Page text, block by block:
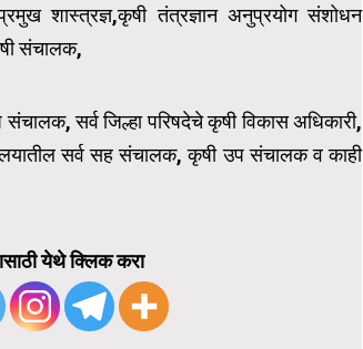
प्रमुख शास्त्रज्ञ,कृषी तंत्रज्ञान अनुप्रयोग संशोधन
संचालक,
सर्व जिल्हा परिषदेचे कृषी विकास अधिकारी,
सर्व सह संचालक, कृषी उप संचालक व काही
येथे क्लिक करा